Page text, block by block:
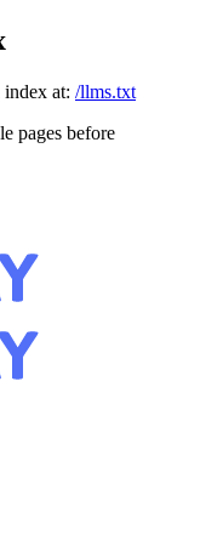
index at: /llms.txt
pages before